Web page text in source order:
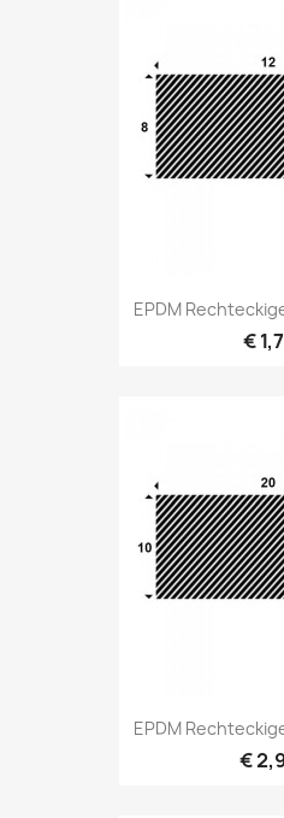
EPDM
€
EPDM
€